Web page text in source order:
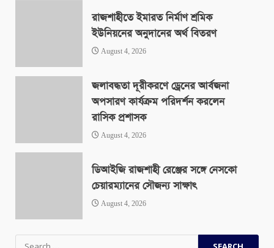
রাজশাহীতে ইমারত নির্মাণ শ্রমিক
ইউনিয়নের অনুদানের অর্থ বিতরণ
August 4, 2026
জলাবদ্ধতা দূরীকরণে ড্রেনের আর্বজনা
অপসারণ কার্যক্রম পরিদর্শন করলেন
রাসিক প্রশাসক
August 4, 2026
ডিআইজি রাজশাহী রেঞ্জের সঙ্গে নেসকো
চেয়ারম্যানের সৌজন্য সাক্ষাৎ
August 4, 2026
Search